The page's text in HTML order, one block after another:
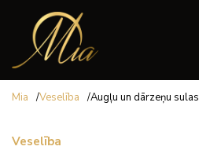
Mia /Veselība /Augļu un dārzeņu sulas
Veselība